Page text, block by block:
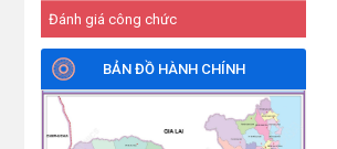
Đánh giá công chức
BẢN ĐỒ HÀNH CHÍNH